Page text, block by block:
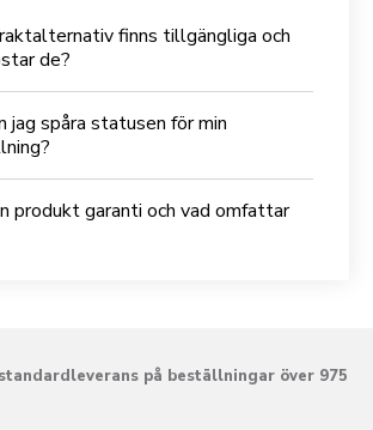
finns tillgängliga och
de?
jag spåra statusen för min
produkt garanti och vad omfattar
på beställningar över 975